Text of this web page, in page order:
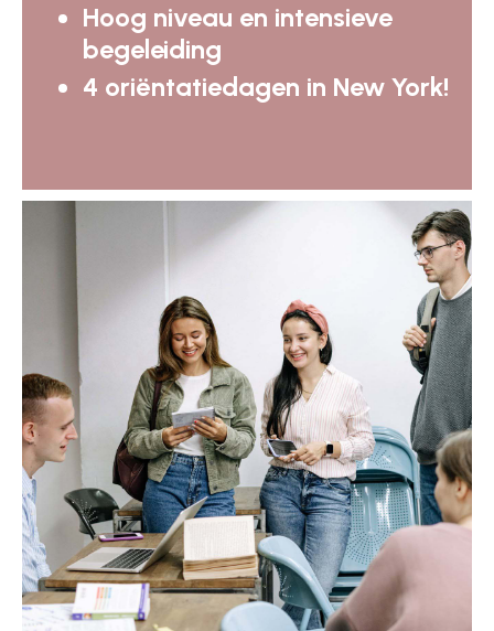
Hoog niveau en intensieve
begeleiding
4 oriëntatiedagen in New York!